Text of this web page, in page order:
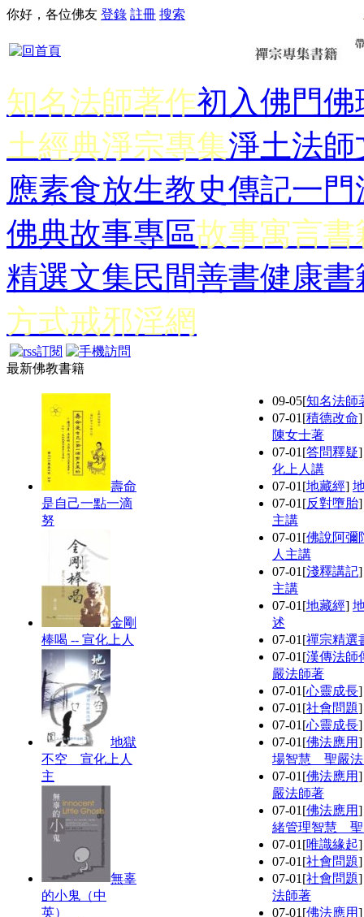
你好，各位佛友 登錄 註冊 搜索
知名法師著作初入佛門佛
土經典淨宗專集淨土法師
應素食放生教史傳記一門
佛典故事專區故事寓言書
精選文集民間善書健康書
方式戒邪淫網
最新佛教書籍
壽命
是自己一點一滴
努
金剛
棒喝 -- 宣化上人
地獄
不空 宣化上人
主
無辜
的小鬼（中
英）
09-05[知名法師
07-01 [積德改命
陳女士著
07-01 [答問釋疑
化上人講
07-01 [地藏經]
07-01 [反對墮胎
主講
07-01 [佛說阿彌
人主講
07-01 [淺釋講記
主講
07-01 [地藏經]
述
07-01 [禪宗精選
07-01 [漢傳法師
嚴法師著
07-01 [心靈成長
07-01 [社會問題
07-01 [心靈成長
07-01 [佛法應用
場智慧 聖嚴
07-01 [佛法應用
嚴法師著
07-01 [佛法應用
緒管理智慧
07-01 [唯識緣起
07-01 [社會問題
07-01 [社會問題
法師著
07-01 [佛法應用